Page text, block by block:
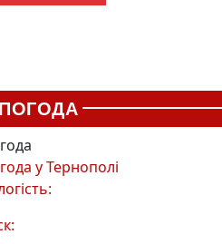
ПОГОДА
уТернополі